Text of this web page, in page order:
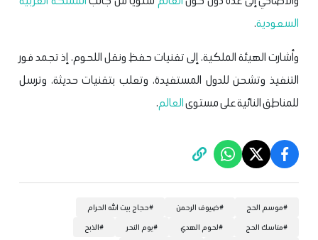
السعودية.
وأشارت الهيئة الملكية، إلى تقنيات حفظ ونقل اللحوم، إذ تجمد فور
التنفيذ وتشحن للدول المستفيدة، وتعلب بتقنيات حديثة، وترسل
للمناطق النائية على مستوىالعالم.
#موسم الحج #ضيوف الرحمن #حجاج بيت الله الحرام
#مناسك الحج #لحوم الهدي #يوم النحر #الذبح